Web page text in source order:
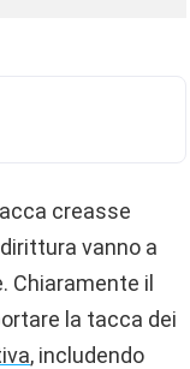
creasse
vanno a
Chiaramente il
la tacca dei
, includendo